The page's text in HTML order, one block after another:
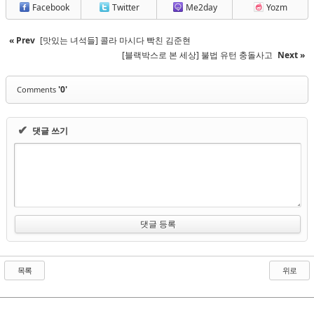
Facebook Twitter Me2day Yozm
« Prev [맛있는 녀석들] 콜라 마시다 빡친 김준현
[블랙박스로 본 세상] 불법 유턴 충돌사고 Next »
Comments '0'
✔ 댓글 쓰기
목록 위로